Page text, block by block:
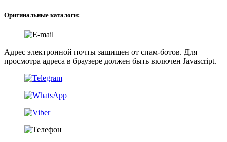
Оригинальные каталоги:
Адрес электронной почты защищен от спам-ботов. Для
просмотра адреса в браузере должен быть включен Javascript.